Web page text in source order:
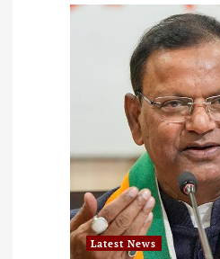
Latest News